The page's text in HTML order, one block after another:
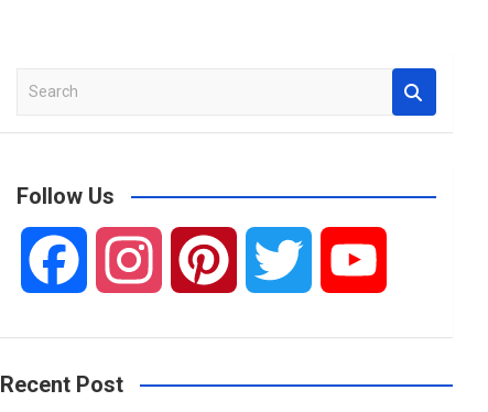
a
c
Follow Us
c s n i u
Recent Post